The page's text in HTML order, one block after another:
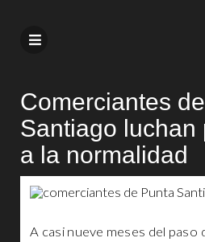
Comerciantes
Santiago luchan
a la normalidad
A casi nueve meses del paso